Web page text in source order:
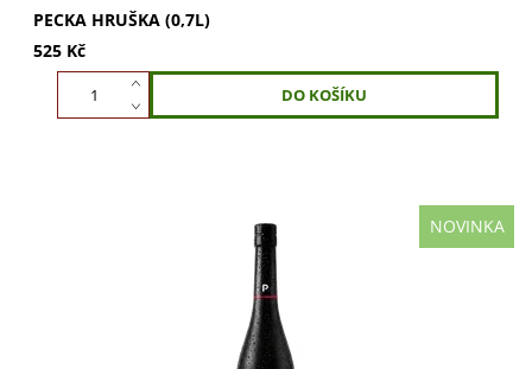
PECKA HRUŠKA (0,7L)
525 Kč
NOVINKA
Pecka Malina 0,7 l – ovocná specialita, která dělá z večera
Pecku. Pecka Malina je moderní ovocná specialita s
malinovým destilátem z Lihovaru...